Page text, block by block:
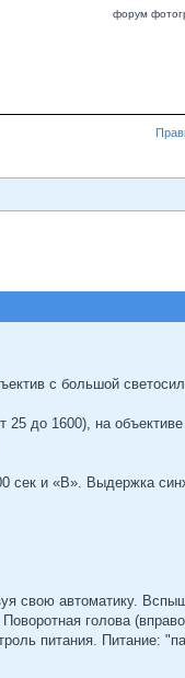
форум
с большой
до 1600), на
сек и «В». Выдержка
свою автоматику.
голова
питания. Питание: